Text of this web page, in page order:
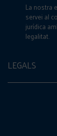
La nostra
servei al
jurídica
legalitat.
LEGALS